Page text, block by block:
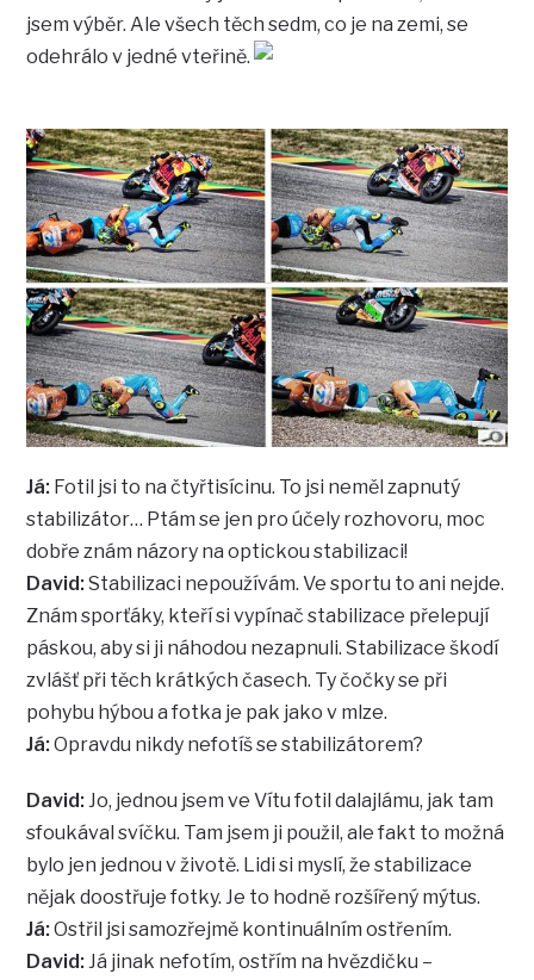
jsem výběr. Ale všech těch sedm, co je na zemi, se
odehrálo v jedné vteřině.
Já: Fotil jsi to na čtyřtisícinu. To jsi neměl zapnutý
stabilizátor… Ptám se jen pro účely rozhovoru, moc
dobře znám názory na optickou stabilizaci!
David: Stabilizaci nepoužívám. Ve sportu to ani nejde.
Znám sporťáky, kteří si vypínač stabilizace přelepují
páskou, aby si ji náhodou nezapnuli. Stabilizace škodí
zvlášť při těch krátkých časech. Ty čočky se při
pohybu hýbou a fotka je pak jako v mlze.
Já: Opravdu nikdy nefotíš se stabilizátorem?
David: Jo, jednou jsem ve Vítu fotil dalajlámu, jak tam
sfoukával svíčku. Tam jsem ji použil, ale fakt to možná
bylo jen jednou v životě. Lidi si myslí, že stabilizace
nějak doostřuje fotky. Je to hodně rozšířený mýtus.
Já:Ostřil jsi samozřejmě kontinuálním ostřením.
David: Já jinak nefotím, ostřím na hvězdičku –